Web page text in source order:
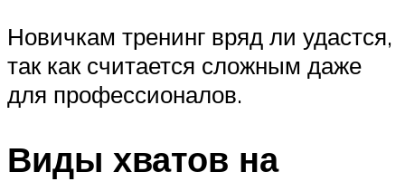
Новичкам тренинг вряд ли удастся,
так как считается сложным даже
для профессионалов.
Виды хватов на